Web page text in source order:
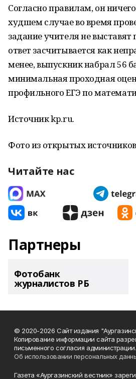
Согласно правилам, он
худшем случае во время
задание учителя не
ответ засчитывается как
менее, выпускник набрал 56
минимальная проходная
профильного ЕГЭ по
Источник kp.ru.
Фото из открытых
Читайте нас
Партнеры
Фотобанк
журналистов РБ
© 2020-2026 Сайт издания
Копирование информации сайта
письменного согласия администрации.
Об использовании персональных
Газета «Аургазинский вестник»